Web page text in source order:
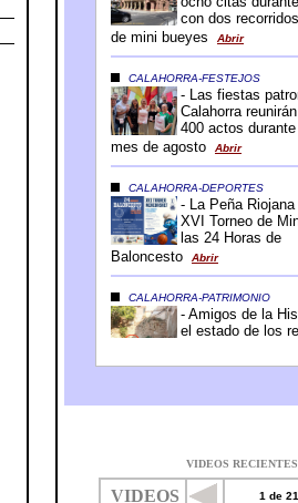
VIDEOS RECIENTES